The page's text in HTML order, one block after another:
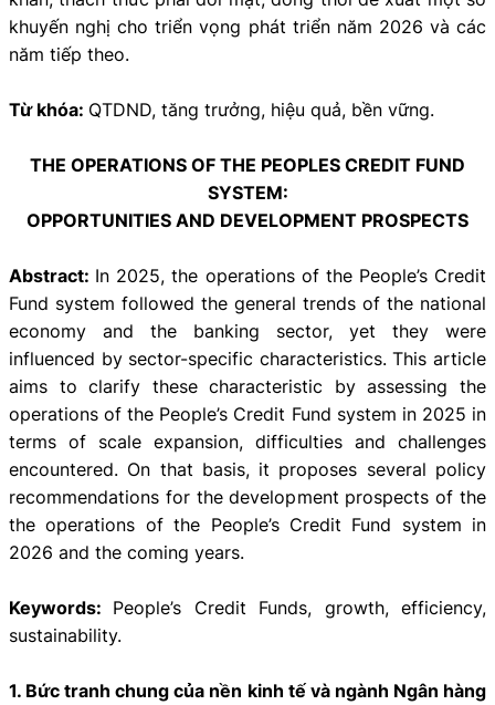
khuyến nghị cho triển vọng phát triển năm 2026 và các
năm tiếp theo.
Từ khóa: QTDND, tăng trưởng, hiệu quả, bền vững.
THE OPERATIONS OF THE PEOPLES CREDIT FUND
SYSTEM:
OPPORTUNITIES AND DEVELOPMENT PROSPECTS
Abstract: In 2025, the operations of the People’s Credit
Fund system followed the general trends of the national
economy and the banking sector, yet they were
influenced by sector-specific characteristics. This article
aims to clarify these characteristic by assessing the
operations of the People’s Credit Fund system in 2025 in
terms of scale expansion, difficulties and challenges
encountered. On that basis, it proposes several policy
recommendations for the development prospects of the
the operations of the People’s Credit Fund system in
2026 and the coming years.
Keywords: People’s Credit Funds, growth, efficiency,
sustainability.
1. Bức tranh chung của nền kinh tế và ngành Ngân hàng